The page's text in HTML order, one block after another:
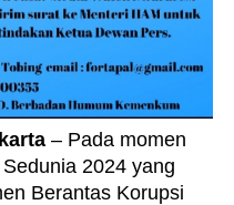
– Pada momen
2024 yang
Berantas Korupsi